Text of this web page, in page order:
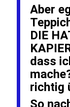
Aber
DIE
dass
richtig
So